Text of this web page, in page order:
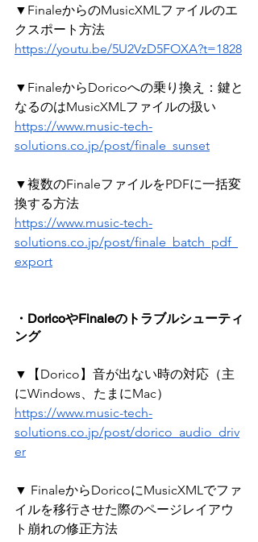
▼FinaleからのMusicXMLファイルのエ
クスポート方法
https://youtu.be/5U2VzD5FOXA?t=1828
▼FinaleからDoricoへの乗り換え：鍵と
なるのはMusicXMLファイルの扱い
https://www.music-tech-
solutions.co.jp/post/finale_sunset
▼複数のFinaleファイルをPDFに一括変
換する方法
https://www.music-tech-
solutions.co.jp/post/finale_batch_pdf_
export
・DoricoやFinaleのトラブルシューティ
ング
▼【Dorico】音が出ない時の対応（主
にWindows、たまにMac）
https://www.music-tech-
solutions.co.jp/post/dorico_audio_driv
er
▼ FinaleからDoricoにMusicXMLでファ
イルを移行させた際のページレイアウ
ト崩れの修正方法